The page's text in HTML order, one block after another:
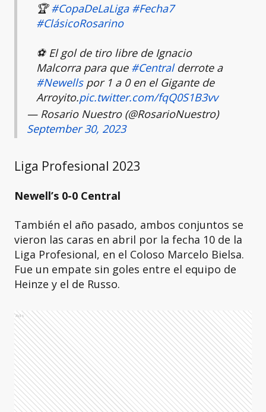
🏆#CopaDeLaLiga #Fecha7
#ClásicoRosarino
⚽ El gol de tiro libre de Ignacio
Malcorra para que #Centralderrote a
#Newellspor 1 a 0 en el Gigante de
Arroyito.pic.twitter.com/fqQ0S1B3vv
— Rosario Nuestro (@RosarioNuestro)
September 30, 2023
Liga Profesional 2023
Newell’s 0-0 Central
También el año pasado, ambos conjuntos se
vieron las caras en abril por la fecha 10 de la
Liga Profesional, en el Coloso Marcelo Bielsa.
Fue un empate sin goles entre el equipo de
Heinze y el de Russo.
Ads